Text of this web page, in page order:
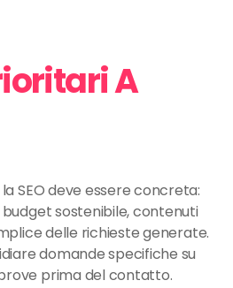
A
SEO deve essere concreta:
sostenibile, contenuti
delle richieste generate.
domande specifiche su
prima del contatto.